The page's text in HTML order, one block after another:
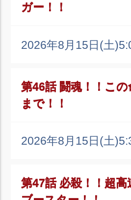
ガー！！
2026年8月15日(土)
第46話 闘魂！！こ
まで！！
2026年8月15日(土)
第47話 必殺！！超高